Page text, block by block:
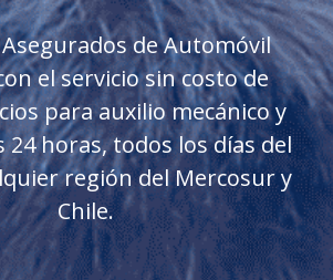
de Automóvil
el servicio sin costo de
para auxilio mecánico y
24 horas, todos los días del
región del Mercosur y
Chile.